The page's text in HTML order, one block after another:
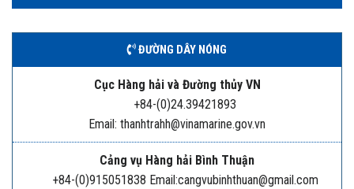
ĐƯỜNG DÂY NÓNG
Cục Hàng hải và Đường thủy VN
+84-(0)24.39421893
Email: thanhtrahh@vinamarine.gov.vn
Cảng vụ Hàng hải Bình Thuận
+84-(0)915051838 Email:cangvubinhthuan@gmail.com